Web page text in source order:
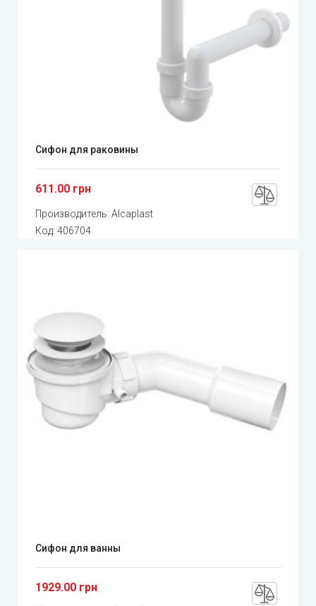
Сифон для раковины
611.00 грн
Производитель: Alcaplast
Код: 406704
Сифон для ванны
1929.00 грн